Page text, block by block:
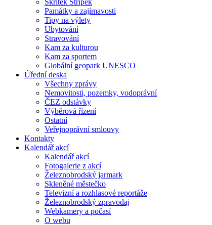
Skřítek Střípek
Památky a zajímavosti
Tipy na výlety
Ubytování
Stravování
Kam za kulturou
Kam za sportem
Globální geopark UNESCO
Úřední deska
Všechny zprávy
Nemovitosti, pozemky, vodoprávní
ČEZ odstávky
Výběrová řízení
Ostatní
Veřejnoprávní smlouvy
Kontakty
Kalendář akcí
Kalendář akcí
Fotogalerie z akcí
Železnobrodský jarmark
Skleněné městečko
Televizní a rozhlasové reportáže
Železnobrodský zpravodaj
Webkamery a počasí
O webu